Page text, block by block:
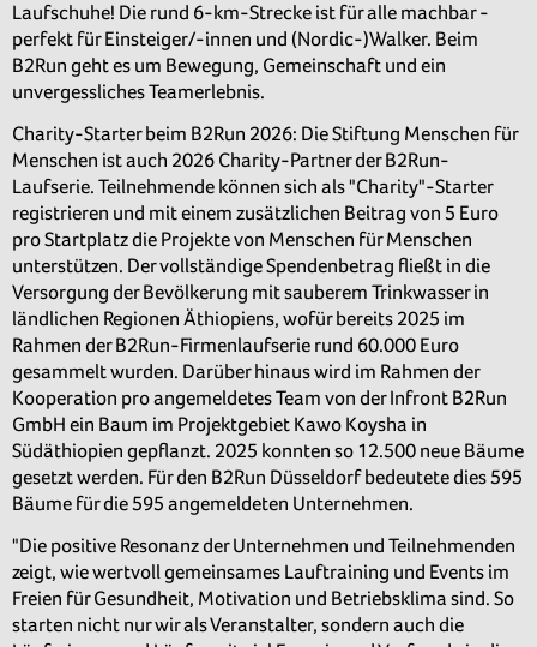
Laufschuhe! Die rund 6-km-Strecke ist für alle machbar -
perfekt für Einsteiger/-innen und (Nordic-)Walker. Beim
B2Run geht es um Bewegung, Gemeinschaft und ein
unvergessliches Teamerlebnis.
Charity-Starter beim B2Run 2026: Die Stiftung Menschen für
Menschen ist auch 2026 Charity-Partner der B2Run-
Laufserie. Teilnehmende können sich als "Charity"-Starter
registrieren und mit einem zusätzlichen Beitrag von 5 Euro
pro Startplatz die Projekte von Menschen für Menschen
unterstützen. Der vollständige Spendenbetrag fließt in die
Versorgung der Bevölkerung mit sauberem Trinkwasser in
ländlichen Regionen Äthiopiens, wofür bereits 2025 im
Rahmen der B2Run-Firmenlaufserie rund 60.000 Euro
gesammelt wurden. Darüber hinaus wird im Rahmen der
Kooperation pro angemeldetes Team von der Infront B2Run
GmbH ein Baum im Projektgebiet Kawo Koysha in
Südäthiopien gepflanzt. 2025 konnten so 12.500 neue Bäume
gesetzt werden. Für den B2Run Düsseldorf bedeutete dies 595
Bäume für die 595 angemeldeten Unternehmen.
"Die positive Resonanz der Unternehmen und Teilnehmenden
zeigt, wie wertvoll gemeinsames Lauftraining und Events im
Freien für Gesundheit, Motivation und Betriebsklima sind. So
starten nicht nur wir als Veranstalter, sondern auch die